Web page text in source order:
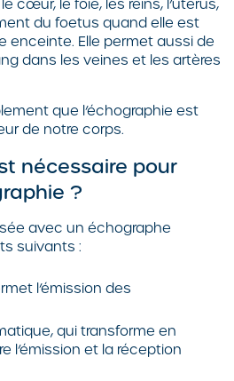
cœur, le foie, les reins, l’uterus,
du foetus quand elle est
enceinte. Elle permet aussi de
dans les veines et les artères
que l’échographie est
de notre corps.
nécessaire pour
?
avec un échographe
suivants :
l’émission des
qui transforme en
l’émission et la réception